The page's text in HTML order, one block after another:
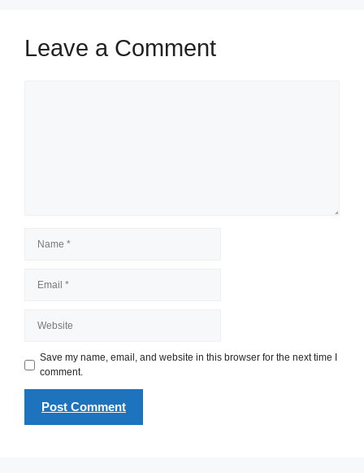
Leave a Comment
Save my name, email, and website in this browser for the next time I
comment.